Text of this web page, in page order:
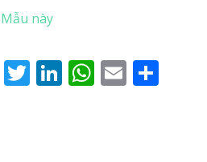
này
Pinterest
Twitter
LinkedIn
WhatsApp
Email